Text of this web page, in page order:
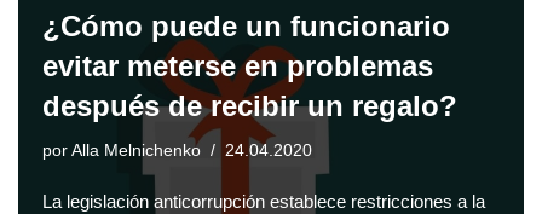
¿Cómo puede un funcionario
evitar meterse en problemas
después de recibir un regalo?
por Alla Melnichenko 24.04.2020
La legislación anticorrupción establece restricciones a la